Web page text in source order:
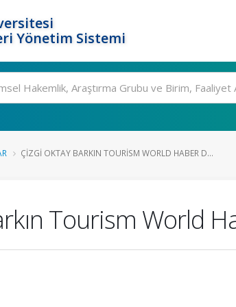
Yönetim Sistemi
ÇIZGI OKTAY BARKIN TOURISM WORLD HABER D...
Tourism World